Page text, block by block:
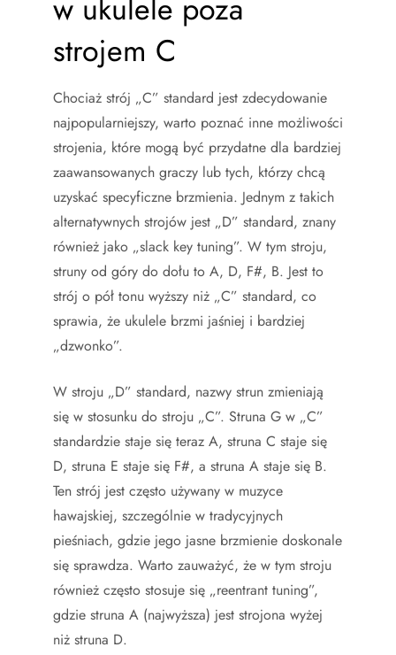
w ukulele poza
strojem C
Chociaż strój „C” standard jest zdecydowanie
najpopularniejszy, warto poznać inne możliwości
strojenia, które mogą być przydatne dla bardziej
zaawansowanych graczy lub tych, którzy chcą
uzyskać specyficzne brzmienia. Jednym z takich
alternatywnych strojów jest „D” standard, znany
również jako „slack key tuning”. W tym stroju,
struny od góry do dołu to A, D, F#, B. Jest to
strój o pół tonu wyższy niż „C” standard, co
sprawia, że ukulele brzmi jaśniej i bardziej
„dzwonko”.
W stroju „D” standard, nazwy strun zmieniają
się w stosunku do stroju „C”. Struna G w „C”
standardzie staje się teraz A, struna C staje się
D, struna E staje się F#, a struna A staje się B.
Ten strój jest często używany w muzyce
hawajskiej, szczególnie w tradycyjnych
pieśniach, gdzie jego jasne brzmienie doskonale
się sprawdza. Warto zauważyć, że w tym stroju
również często stosuje się „reentrant tuning”,
gdzie struna A (najwyższa) jest strojona wyżej
niż struna D.